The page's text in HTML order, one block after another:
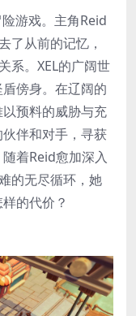
险游戏。主角Reid
了从前的记忆，
系。XEL的广阔世
傍身。在辽阔的
预料的威胁与充
伴和对手，寻获
着Reid愈加深入
的无尽循环，她
的代价？